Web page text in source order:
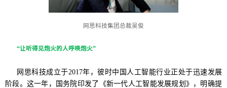
网思科技集团总裁吴俊
“让听得见炮火的人呼唤炮火”
网思科技成立于2017年，彼时中国人工智能行业正处于迅速发展
阶段。这一年，国务院印发了《新一代人工智能发展规划》，明确提